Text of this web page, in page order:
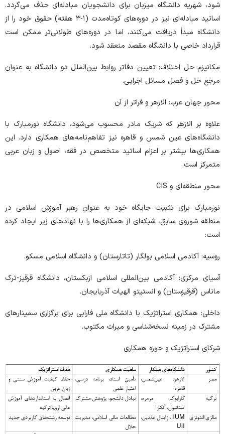
شود، شهریه دانشگاه میزبان برای دانشجویان مبادله‌ای حذف می‌گردد.
اساتید مبادله‌ای نیز در دوره‌های کوتاه‌مدت (۱-۳ هفته) حقوق خود را از
دانشگاه مبدأ دریافت می‌کنند، اما در دوره‌های طولانی‌تر ممکن است
قرارداد خاصی با دانشگاه مقصد منعقد شود.
مکانیزم حل اختلاف: تعیین دفاتر روابط بین‌الملل دو دانشگاه به عنوان
مرجع حل و فصل مسائل اجرایی.
محور جهان عرب: الازهر و فراتر از آن
علاوه بر الازهر که شریک مادر محسوب می‌شود، دانشگاه نورمبارک با
دانشگاه‌های عین شمس و قاهره نیز تفاهم‌نامه‌های همکاری دارد. این
همکاری‌ها بیشتر بر اعزام اساتید متخصص در فقه، اصول و زبان عربی
متمرکز است.
محور منطقه‌ای و CIS
نورمبارک برای تثبیت جایگاه خود به عنوان رهبر آموزش اسلامی در
منطقه شوروی سابق، شبکه‌ای از همکاری‌ها را با نهادهای زیر ایجاد کرده
است:
روسیه: آکادمی اسلامی بولگار (تاتارستان) و دانشگاه اسلامی مسکو.
آسیای مرکزی: آکادمی بین‌المللی اسلامی ازبکستان، دانشگاه قرقیز-ترک
ماناس (قرقیزستان) و انستیتو الهیات آذربایجان.
داخلی: همکاری استراتژیک با دانشگاه ملی فارابی برای برگزاری سمینارهای
مشترک در زمینه نسخه‌شناسی و میراث مکتوب.
شرکای استراتژیک و حوزه همکاری